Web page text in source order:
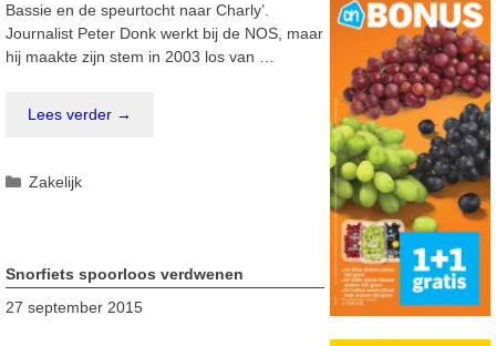
Bassie en de speurtocht naar Charly’.
Journalist Peter Donk werkt bij de NOS, maar
hij maakte zijn stem in 2003 los van …
Lees verder →
Categorieën
Zakelijk
Snorfiets spoorloos verdwenen
27 september 2015